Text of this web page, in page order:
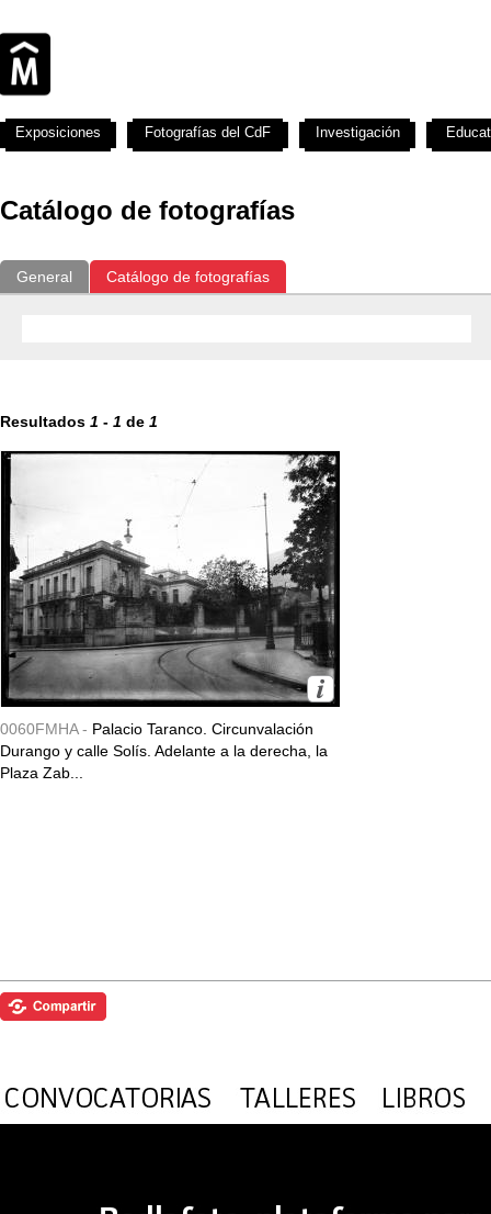
Catálogo de fotografías
General Catálogo de fotografías
Resultados 1 - 1 de 1
0060FMHA - Palacio Taranco. Circunvalación
Durango y calle Solís. Adelante a la derecha, la
Plaza Zab...
Exposiciones Fotografías del CdF Investigación